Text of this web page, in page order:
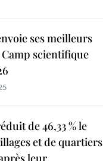
ses meilleurs
scientifique
de 46,33 % le
et de quartiers